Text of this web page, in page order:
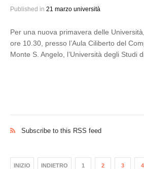
Published in 21 marzo università
Per una nuova primavera delle
ore 10.30, presso l’Aula Ciliberto del
Monte S. Angelo, l’Università degli Studi
Subscribe to this RSS feed
INIZIO INDIETRO 1 2 3 4